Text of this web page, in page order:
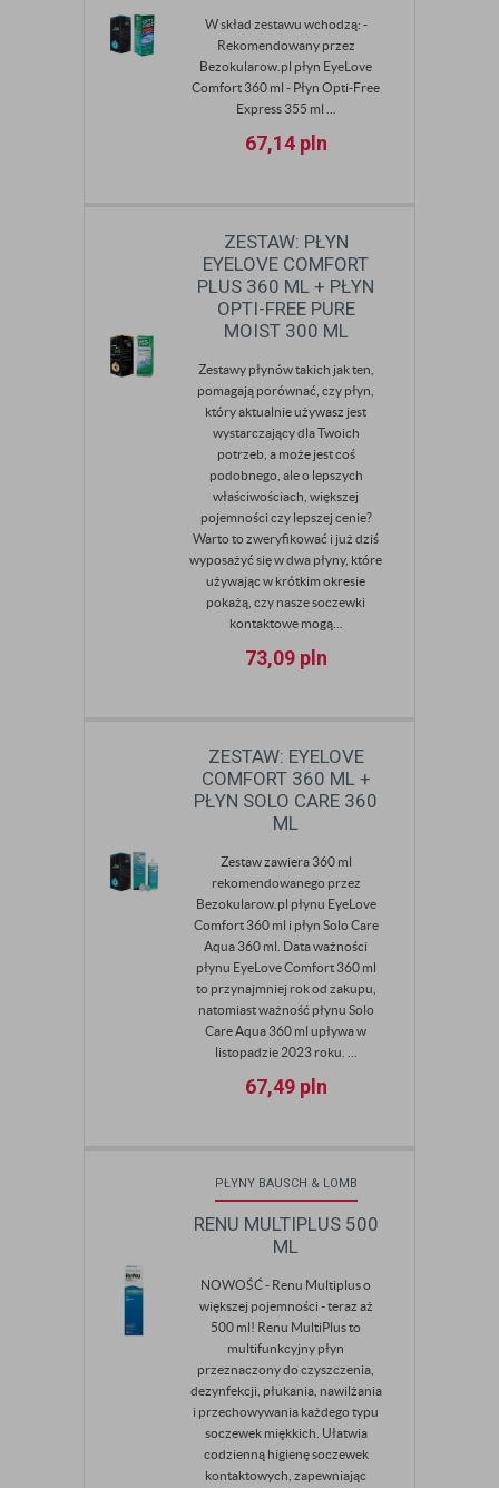
W skład zestawu wchodzą: -
Rekomendowany przez
Bezokularow.pl płyn EyeLove
Comfort 360 ml - Płyn Opti-Free
Express 355 ml ...
67,14 pln
ZESTAW: PŁYN
EYELOVE COMFORT
PLUS 360 ML + PŁYN
OPTI-FREE PURE
MOIST 300 ML
Zestawy płynów takich jak ten,
pomagają porównać, czy płyn,
który aktualnie używasz jest
wystarczający dla Twoich
potrzeb, a może jest coś
podobnego, ale o lepszych
właściwościach, większej
pojemności czy lepszej cenie?
Warto to zweryfikować i już dziś
wyposażyć się w dwa płyny, które
używając w krótkim okresie
pokażą, czy nasze soczewki
kontaktowe mogą...
73,09 pln
ZESTAW: EYELOVE
COMFORT 360 ML +
PŁYN SOLO CARE 360
ML
Zestaw zawiera 360 ml
rekomendowanego przez
Bezokularow.pl płynu EyeLove
Comfort 360 ml i płyn Solo Care
Aqua 360 ml. Data ważności
płynu EyeLove Comfort 360 ml
to przynajmniej rok od zakupu,
natomiast ważność płynu Solo
Care Aqua 360 ml upływa w
listopadzie 2023 roku. ...
67,49 pln
PŁYNY BAUSCH & LOMB
RENU MULTIPLUS 500
ML
NOWOŚĆ - Renu Multiplus o
większej pojemności - teraz aż
500 ml! Renu MultiPlus to
multifunkcyjny płyn
przeznaczony do czyszczenia,
dezynfekcji, płukania, nawilżania
i przechowywania każdego typu
soczewek miękkich. Ułatwia
codzienną higienę soczewek
kontaktowych, zapewniając